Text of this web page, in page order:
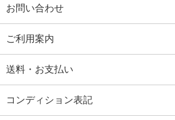
お問い合わせ
ご利用案内
送料・お支払い
コンディション表記